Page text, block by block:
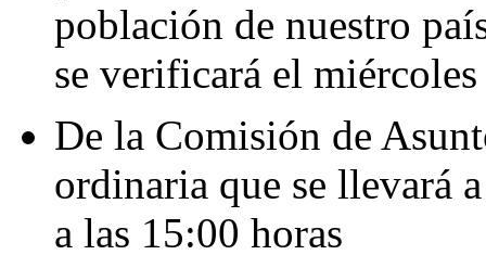
población de nuestro
se verificará el
De la Comisión de
ordinaria que se llevará
a las 15:00 horas